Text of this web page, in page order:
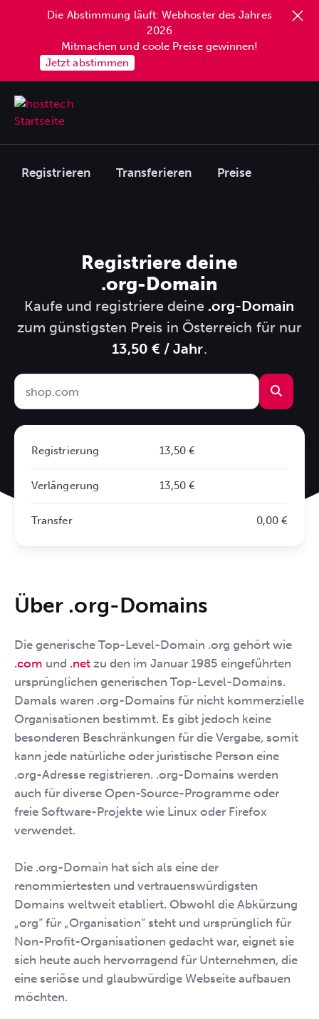
Die Abstimmung läuft: Webhoster des Jahres
2026
Mitmachen und coole Preise gewinnen!
Jetzt abstimmen
Registrieren Transferieren Preise
Registriere deine
.org-Domain
Kaufe und registriere deine .org-Domain
zum günstigsten Preis in Österreich für nur
13,50 € / Jahr.
Registrierung 13,50 €
Verlängerung 13,50 €
Transfer 0,00 €
Über .org-Domains
Die generische Top-Level-Domain .org gehört wie
.com und .net zu den im Januar 1985 eingeführten
ursprünglichen generischen Top-Level-Domains.
Damals waren .org-Domains für nicht kommerzielle
Organisationen bestimmt. Es gibt jedoch keine
besonderen Beschränkungen für die Vergabe, somit
kann jede natürliche oder juristische Person eine
.org-Adresse registrieren. .org-Domains werden
auch für diverse Open-Source-Programme oder
freie Software-Projekte wie Linux oder Firefox
verwendet.
Die .org-Domain hat sich als eine der
renommiertesten und vertrauenswürdigsten
Domains weltweit etabliert. Obwohl die Abkürzung
„org“ für „Organisation“ steht und ursprünglich für
Non-Profit-Organisationen gedacht war, eignet sie
sich heute auch hervorragend für Unternehmen, die
eine seriöse und glaubwürdige Webseite aufbauen
möchten.